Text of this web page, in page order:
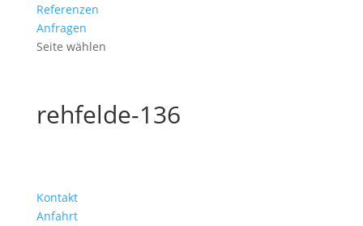
Referenzen
Anfragen
Seite wählen
rehfelde-136
Kontakt
Anfahrt